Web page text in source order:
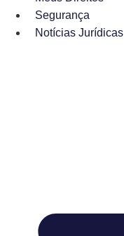
Segurança
Notícias Jurídicas